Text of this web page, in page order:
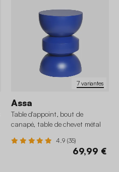
7 variantes
Assa
Table d'appoint, bout de
canapé, table de chevet métal
4.9 (35)
69,99 €